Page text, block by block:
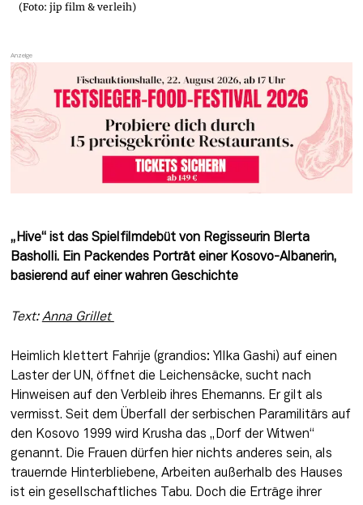
(Foto: jip film & verleih)
„Hive“ ist das Spielfilmdebüt von Regisseurin Blerta
Basholli. Ein Packendes Porträt einer Kosovo-Albanerin,
basierend auf einer wahren Geschichte
Text: Anna Grillet
Heimlich klettert Fahrije (grandios: Yllka Gashi) auf einen
Laster der UN, öffnet die Leichensäcke, sucht nach
Hinweisen auf den Verbleib ihres Ehemanns. Er gilt als
vermisst. Seit dem Überfall der serbischen Paramilitärs auf
den Kosovo 1999 wird Krusha das „Dorf der Witwen“
genannt. Die Frauen dürfen hier nichts anderes sein, als
trauernde Hinterbliebene, Arbeiten außerhalb des Hauses
ist ein gesellschaftliches Tabu. Doch die Erträge ihrer